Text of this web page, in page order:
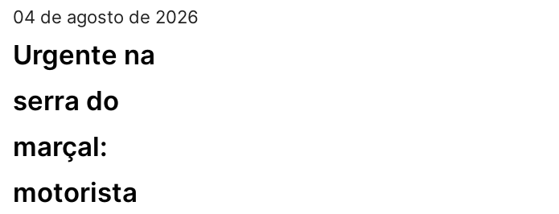
04 de agosto de 2026
Urgente na
serra do
marçal:
motorista